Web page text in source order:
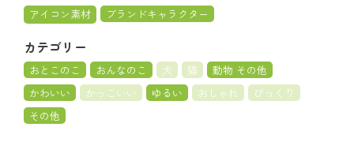
アイコン素材
ブランドキャラクター
カテゴリー
おとこのこ おんなのこ 犬 猫
動物 その他
かわいい
かっこいい ゆるい おしゃれ
びっくり
その他